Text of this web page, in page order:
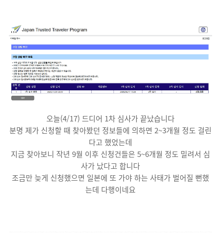
오늘(4/17) 드디어 1차 심사가 끝났습니다
분명 제가 신청할 때 찾아봤던 정보들에 의하면 2~3개월 정도 걸린
다고 했었는데
지금 찾아보니 작년 9월 이후 신청건들은 5~6개월 정도 밀려서 심
사가 났다고 합니다
조금만 늦게 신청했으면 일본에 또 가야 하는 사태가 벌어질 뻔했
는데 다행이네요